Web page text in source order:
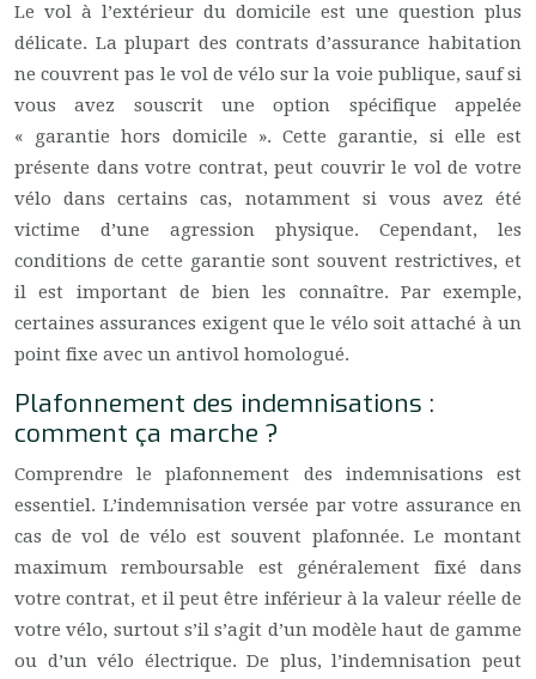
Le vol à l’extérieur du domicile est une question plus
délicate. La plupart des contrats d’assurance habitation
ne couvrent pas le vol de vélo sur la voie publique, sauf si
vous avez souscrit une option spécifique appelée
« garantie hors domicile ». Cette garantie, si elle est
présente dans votre contrat, peut couvrir le vol de votre
vélo dans certains cas, notamment si vous avez été
victime d’une agression physique. Cependant, les
conditions de cette garantie sont souvent restrictives, et
il est important de bien les connaître. Par exemple,
certaines assurances exigent que le vélo soit attaché à un
point fixe avec un antivol homologué.
Plafonnement des indemnisations :
comment ça marche ?
Comprendre le plafonnement des indemnisations est
essentiel. L’indemnisation versée par votre assurance en
cas de vol de vélo est souvent plafonnée. Le montant
maximum remboursable est généralement fixé dans
votre contrat, et il peut être inférieur à la valeur réelle de
votre vélo, surtout s’il s’agit d’un modèle haut de gamme
ou d’un vélo électrique. De plus, l’indemnisation peut